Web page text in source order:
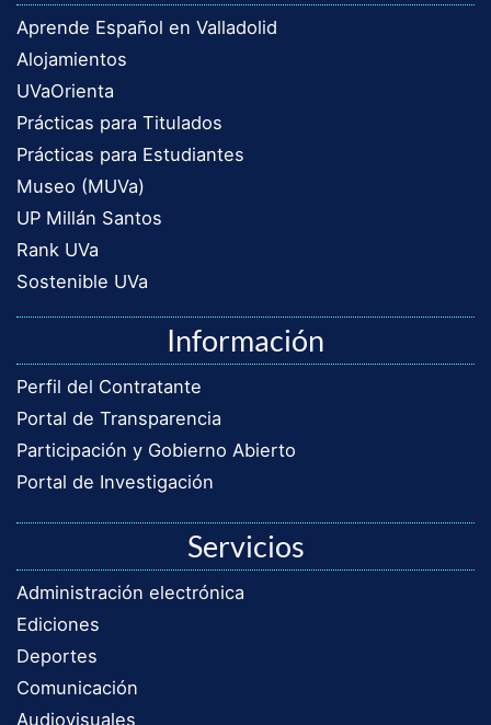
Aprende Español en Valladolid
Alojamientos
UVaOrienta
Prácticas para Titulados
Prácticas para Estudiantes
Museo (MUVa)
UP Millán Santos
Rank UVa
Sostenible UVa
Información
Perfil del Contratante
Portal de Transparencia
Participación y Gobierno Abierto
Portal de Investigación
Servicios
Administración electrónica
Ediciones
Deportes
Comunicación
Audiovisuales